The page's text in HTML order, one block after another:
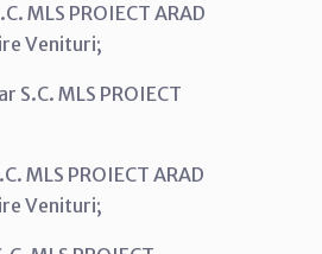
MLS PROIECT ARAD
Venituri;
MLS PROIECT
MLS PROIECT ARAD
Venituri;